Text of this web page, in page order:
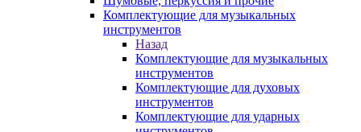
Комплектующие для музыкальных
инструментов
Назад
Комплектующие для музыкальных
инструментов
Комплектующие для духовых
инструментов
Комплектующие для ударных